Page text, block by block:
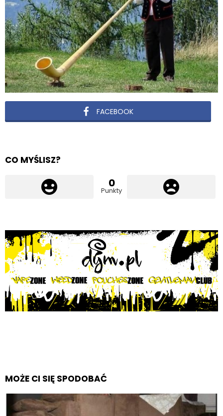
FACEBOOK
CO MYŚLISZ?
0
Punkty
MOŻE CI SIĘ SPODOBAĆ